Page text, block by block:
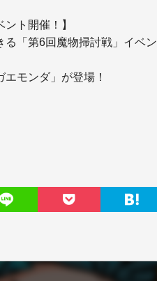
ト開催！】
「第6回魔物掃討戦」イベン
モンダ」が登場！